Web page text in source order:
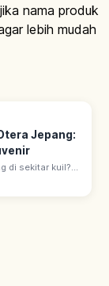
nama produk
lebih mudah
Jepang:
di sekitar kuil?
dan suvenir